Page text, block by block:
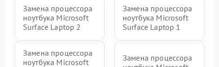
Замена процессора
ноутбука Microsoft
Surface Laptop 2
Замена процессора
ноутбука Microsoft
Surface Laptop 1
Замена процессора
ноутбука Microsoft
Замена процессора